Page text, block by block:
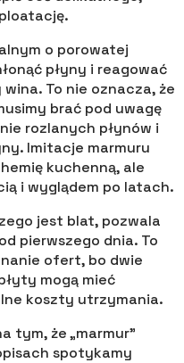
o porowatej
płyny i reagować
To nie oznacza, że
brać pod uwagę
rozlanych płynów i
Imitacje marmuru
kuchenną, ale
i wyglądem po latach.
jest blat, pozwala
pierwszego dnia. To
ofert, bo dwie
mogą mieć
koszty utrzymania.
tym, że „marmur”
spotykamy